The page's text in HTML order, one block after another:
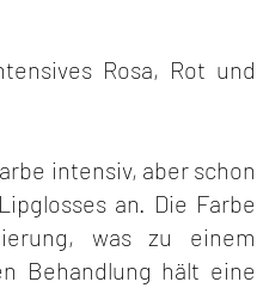
Rosa, Rot und
intensiv, aber schon
an. Die Farbe
was zu einem
Behandlung hält eine